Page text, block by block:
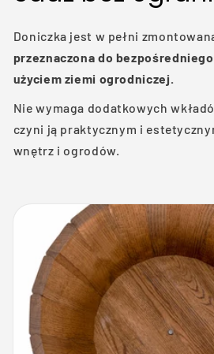
Doniczka jest w pełni
przeznaczona do
użyciem ziemi ogrodniczej.
Nie wymaga dodatkowych
czyni ją praktycznym i
wnętrz i ogrodów.